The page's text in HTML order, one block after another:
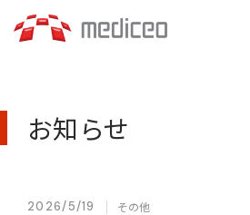
お知らせ
2026/5/19 その他